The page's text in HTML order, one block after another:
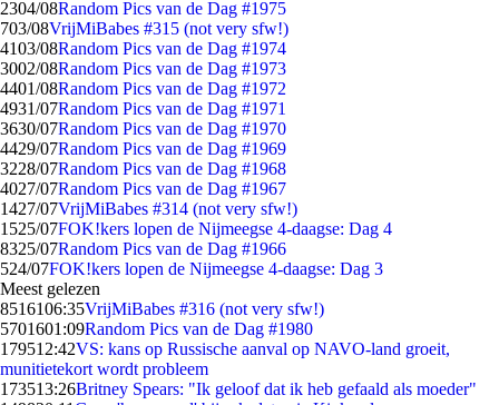
2304/08Random Pics van de Dag #1975
703/08VrijMiBabes #315 (not very sfw!)
4103/08Random Pics van de Dag #1974
3002/08Random Pics van de Dag #1973
4401/08Random Pics van de Dag #1972
4931/07Random Pics van de Dag #1971
3630/07Random Pics van de Dag #1970
4429/07Random Pics van de Dag #1969
3228/07Random Pics van de Dag #1968
4027/07Random Pics van de Dag #1967
1427/07VrijMiBabes #314 (not very sfw!)
1525/07FOK!kers lopen de Nijmeegse 4-daagse: Dag 4
8325/07Random Pics van de Dag #1966
524/07FOK!kers lopen de Nijmeegse 4-daagse: Dag 3
Meest gelezen
8516106:35VrijMiBabes #316 (not very sfw!)
5701601:09Random Pics van de Dag #1980
179512:42VS: kans op Russische aanval op NAVO-land groeit,
munitietekort wordt probleem
173513:26Britney Spears: "Ik geloof dat ik heb gefaald als moeder"